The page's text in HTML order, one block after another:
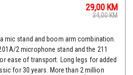
29,00 KM
34,00KM
mic stand and boom arm combination.
2 microphone stand and the 211
ease of transport. Long legs for added
for 30 years. More than 2 million